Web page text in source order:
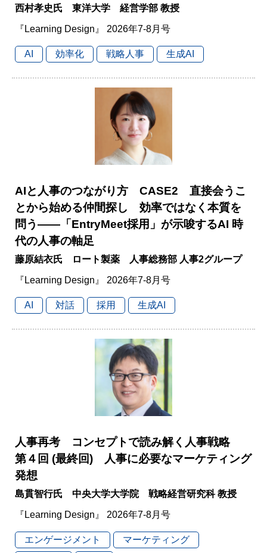
西村孝史氏 東洋大学 経営学部 教授
『Learning Design』 2026年7-8月号
AI 効率化 戦略人事 生成AI
AIと人事のつながり方 CASE2 直接会うこ
とから始める仲間探し 効率ではなく本質を
問う――「EntryMeet採用」が示唆するAI 時
代の人事の軸足
藤原結衣氏 ロート製薬 人事総務部 人事2グループ
『Learning Design』 2026年7-8月号
AI 対話 採用 生成AI
人事再考 コンセプトで読み解く人事戦略
第４回 (最終回) 人事に必要なマーケティング
発想
島貫智行氏 中央大学大学院 戦略経営研究科 教授
『Learning Design』 2026年7-8月号
エンゲージメント
マーケティング